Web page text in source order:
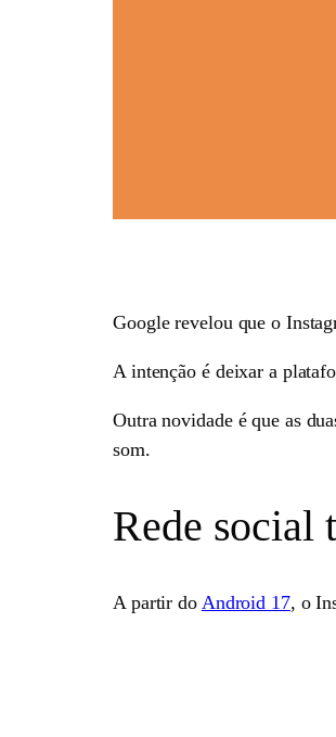
Google revelou que o
A intenção é deixar a
Outra novidade é que as
som.
Rede social
A partir do Android 17, o